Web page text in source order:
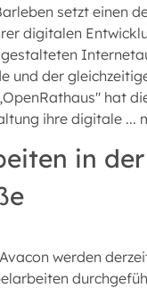
setzt einen
digitalen
und der
hat
ihre digitale ...
in der
werden